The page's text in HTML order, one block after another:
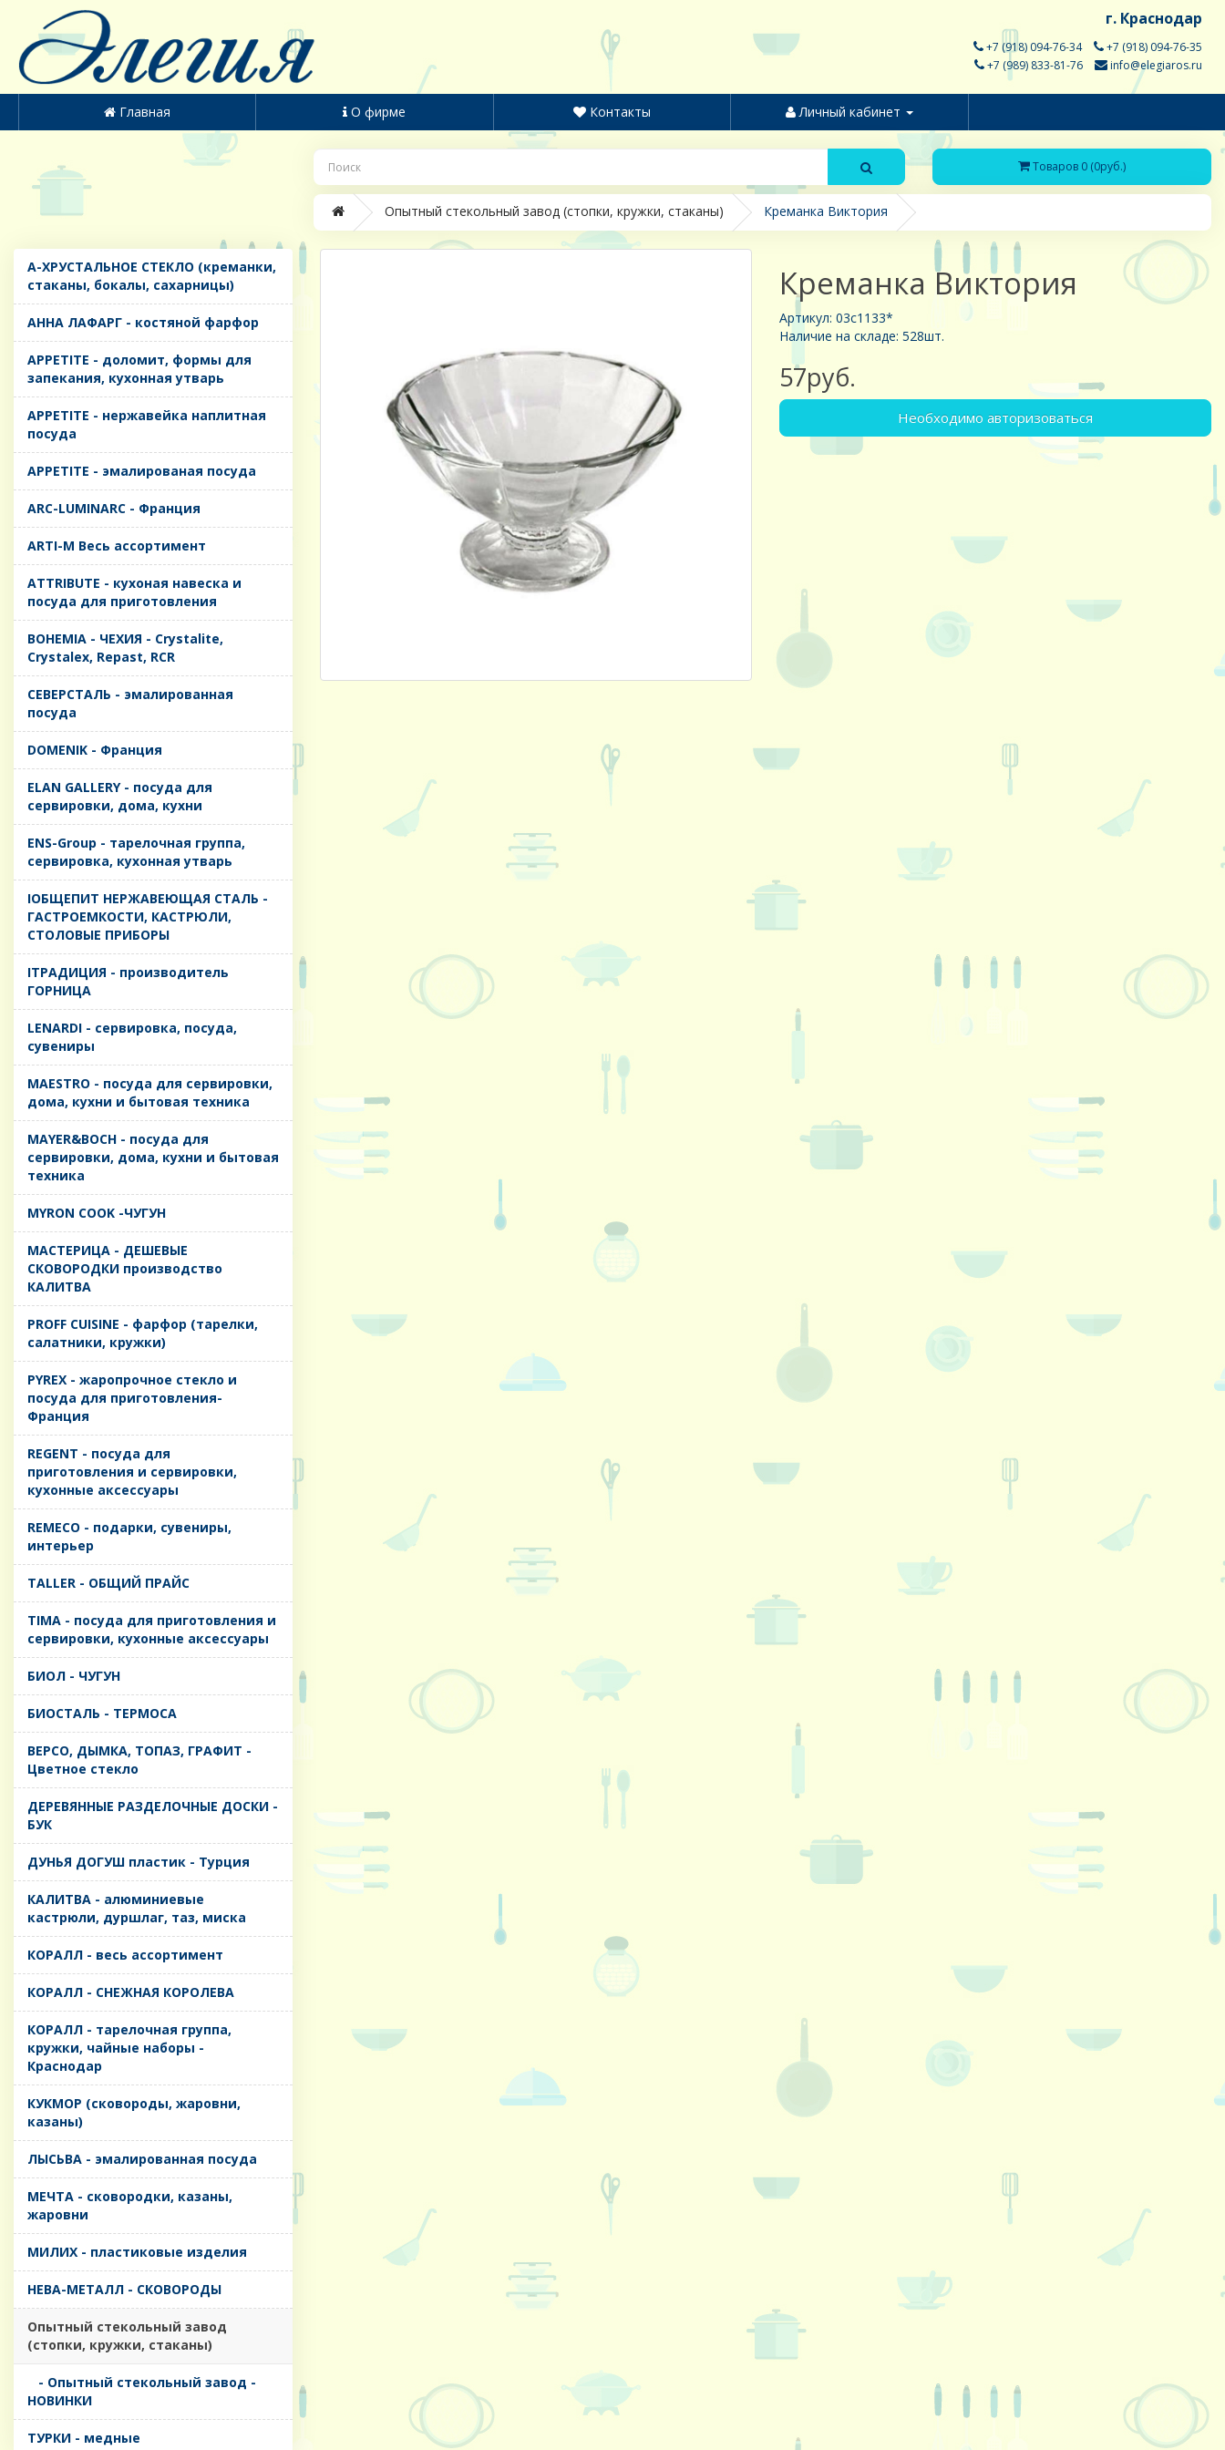
г. Краснодар
+7 (918) 094-76-34
+7 (918) 094-76-35
+7 (989) 833-81-76
info@elegiaros.ru
Главная О фирме Контакты Личный кабинет
Товаров 0 (0руб.)
Опытный стекольный завод (стопки, кружки, стаканы) Креманка Виктория
A-ХРУСТАЛЬНОЕ СТЕКЛО (креманки,
стаканы, бокалы, сахарницы)
AHHA ЛАФАРГ - костяной фарфор
APPETITE - доломит, формы для
запекания, кухонная утварь
APPETITE - нержавейка наплитная
посуда
APPETITE - эмалированая посуда
ARC-LUMINARC - Франция
ARTI-M Весь ассортимент
ATTRIBUTE - кухоная навеска и
посуда для приготовления
BOHEMIA - ЧЕХИЯ - Crystalite,
Crystalex, Repast, RCR
CЕВЕРСТАЛЬ - эмалированная
посуда
DOMENIK - Франция
ELAN GALLERY - посуда для
сервировки, дома, кухни
ENS-Group - тарелочная группа,
сервировка, кухонная утварь
IОБЩЕПИТ НЕРЖАВЕЮЩАЯ СТАЛЬ -
ГАСТРОЕМКОСТИ, КАСТРЮЛИ,
СТОЛОВЫЕ ПРИБОРЫ
IТРАДИЦИЯ - производитель
ГОРНИЦА
LENARDI - сервировка, посуда,
сувениры
MAESTRO - посуда для сервировки,
дома, кухни и бытовая техника
MAYER&BOCH - посуда для
сервировки, дома, кухни и бытовая
техника
MYRON COOK -ЧУГУН
MАСТЕРИЦА - ДЕШЕВЫЕ
СКОВОРОДКИ производство
КАЛИТВА
PROFF CUISINE - фарфор (тарелки,
салатники, кружки)
PYREX - жаропрочное стекло и
посуда для приготовления-
Франция
REGENT - посуда для
приготовления и сервировки,
кухонные аксессуары
REMECO - подарки, сувениры,
интерьер
TALLER - ОБЩИЙ ПРАЙС
TIMA - посуда для приготовления и
сервировки, кухонные аксессуары
БИОЛ - ЧУГУН
БИОСТАЛЬ - ТЕРМОСА
ВЕРСО, ДЫМКА, ТОПАЗ, ГРАФИТ -
Цветное стекло
ДЕРЕВЯННЫЕ РАЗДЕЛОЧНЫЕ ДОСКИ -
БУК
ДУНЬЯ ДОГУШ пластик - Турция
КАЛИТВА - алюминиевые
кастрюли, дуршлаг, таз, миска
КОРАЛЛ - весь ассортимент
КОРАЛЛ - СНЕЖНАЯ КОРОЛЕВА
КОРАЛЛ - тарелочная группа,
кружки, чайные наборы -
Краснодар
КУКМОР (сковороды, жаровни,
казаны)
ЛЫСЬВА - эмалированная посуда
МЕЧТА - сковородки, казаны,
жаровни
МИЛИХ - пластиковые изделия
НЕВА-МЕТАЛЛ - СКОВОРОДЫ
Опытный стекольный завод
(стопки, кружки, стаканы)
- Опытный стекольный завод -
НОВИНКИ
ТУРКИ - медные
Креманка Виктория
Артикул: 03с1133*
Наличие на складе: 528шт.
57руб.
Необходимо авторизоваться